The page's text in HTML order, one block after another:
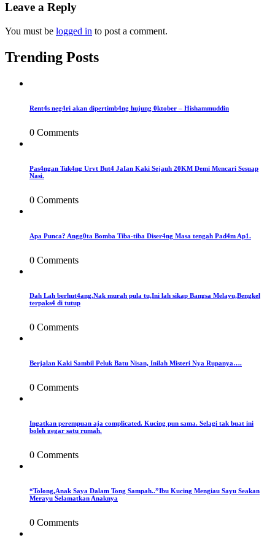
Leave a Reply
You must be logged in to post a comment.
Trending Posts
Rent4s neg4ri akan dipertimb4ng hujung 0ktober – Hishammuddin
0 Comments
Pas4ngan Tuk4ng Urvt But4 JaIan Kaki Sejauh 20KM Demi Mencari Sesuap
Nasi.
0 Comments
Apa Punca? Angg0ta Bomba Tiba-tiba Diser4ng Masa tengah Pad4m Ap1.
0 Comments
Dah Lah berhut4ang,Nak murah pula tu,Ini lah sikap Bangsa Melayu,Bengkel
terpaks4 di tutup
0 Comments
Berjalan Kaki Sambil Peluk Batu Nisan, Inilah Misteri Nya Rupanya….
0 Comments
Ingatkan perempuan aja complicated. Kucing pun sama. Selagi tak buat ini
boleh gegar satu rumah.
0 Comments
“Tolong,Anak Saya Dalam Tong Sampah..”Ibu Kucing Mengiau Sayu Seakan
Merayu Selamatkan Anaknya
0 Comments